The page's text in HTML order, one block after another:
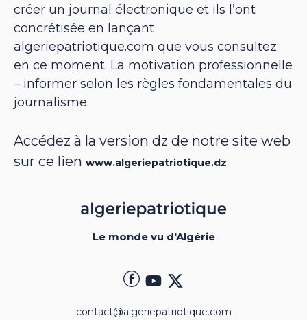
créer un journal électronique et ils l’ont
concrétisée en lançant
algeriepatriotique.com que vous consultez
en ce moment. La motivation professionnelle
– informer selon les règles fondamentales du
journalisme.
Accédez à la version dz de notre site web
sur ce lien www.algeriepatriotique.dz
Le monde vu d'Algérie
contact@algeriepatriotique.com